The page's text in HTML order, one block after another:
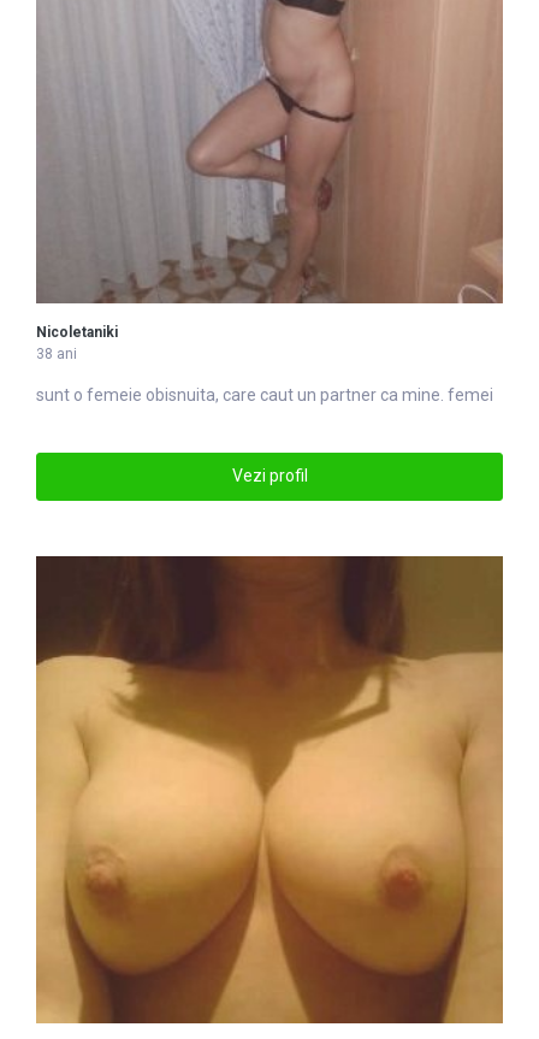
Nicoletaniki
38 ani
sunt o femeie obisnuita, care caut un partner ca mine. femei
Vezi profil